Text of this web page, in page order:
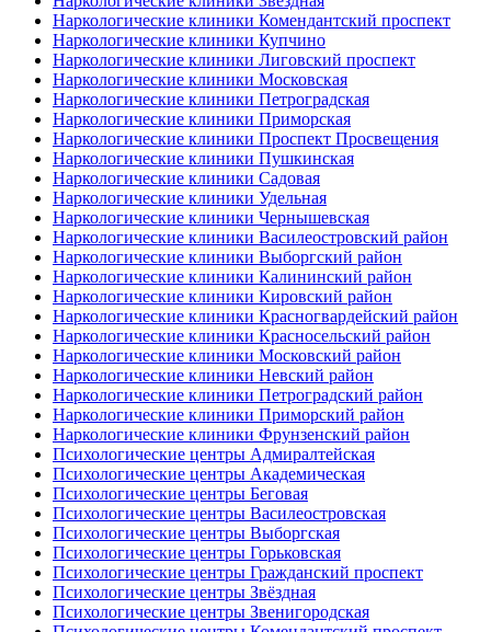
Наркологические клиники Комендантский проспект
Наркологические клиники Купчино
Наркологические клиники Лиговский проспект
Наркологические клиники Московская
Наркологические клиники Петроградская
Наркологические клиники Приморская
Наркологические клиники Проспект Просвещения
Наркологические клиники Пушкинская
Наркологические клиники Садовая
Наркологические клиники Удельная
Наркологические клиники Чернышевская
Наркологические клиники Василеостровский район
Наркологические клиники Выборгский район
Наркологические клиники Калининский район
Наркологические клиники Кировский район
Наркологические клиники Красногвардейский район
Наркологические клиники Красносельский район
Наркологические клиники Московский район
Наркологические клиники Невский район
Наркологические клиники Петроградский район
Наркологические клиники Приморский район
Наркологические клиники Фрунзенский район
Психологические центры Адмиралтейская
Психологические центры Академическая
Психологические центры Беговая
Психологические центры Василеостровская
Психологические центры Выборгская
Психологические центры Горьковская
Психологические центры Гражданский проспект
Психологические центры Звёздная
Психологические центры Звенигородская